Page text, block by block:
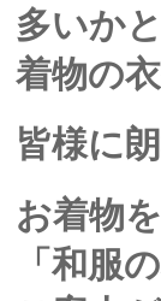
多いか
着物の
皆様に
お着物
「和服